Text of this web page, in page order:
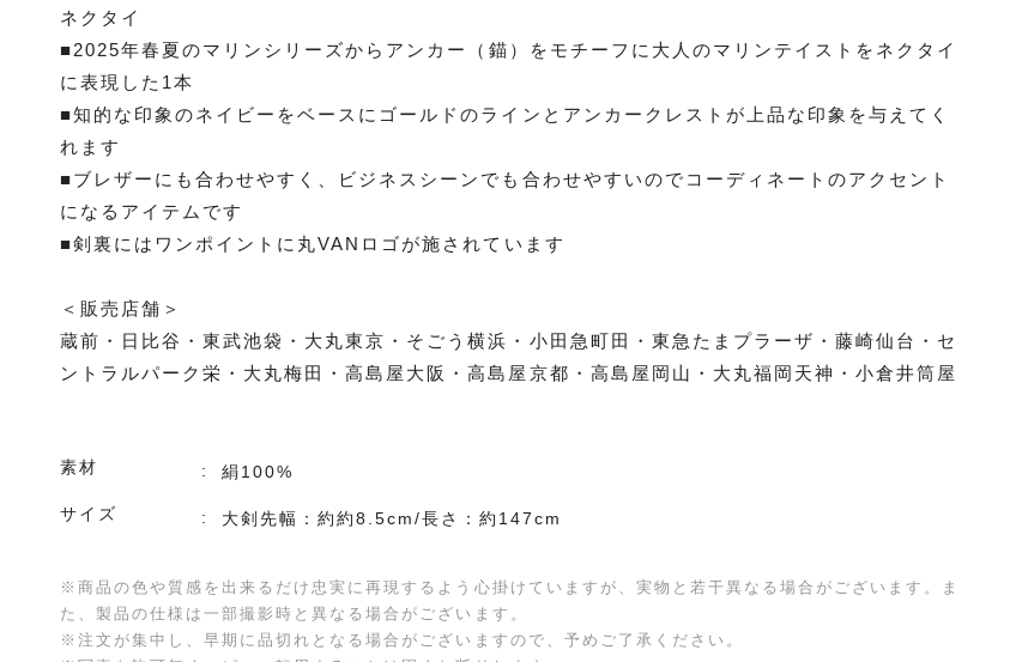
ネクタイ
■2025年春夏のマリンシリーズからアンカー（錨）をモチーフに大人のマリンテイストをネクタイ
に表現した1本
■知的な印象のネイビーをベースにゴールドのラインとアンカークレストが上品な印象を与えてく
れます
■ブレザーにも合わせやすく、ビジネスシーンでも合わせやすいのでコーディネートのアクセント
になるアイテムです
■剣裏にはワンポイントに丸VANロゴが施されています
＜販売店舗＞
蔵前・日比谷・東武池袋・大丸東京・そごう横浜・小田急町田・東急たまプラーザ・藤崎仙台・セ
ントラルパーク栄・大丸梅田・高島屋大阪・高島屋京都・高島屋岡山・大丸福岡天神・小倉井筒屋
素材 絹100%
サイズ 大剣先幅：約約8.5cm/長さ：約147cm
※商品の色や質感を出来るだけ忠実に再現するよう心掛けていますが、実物と若干異なる場合がございます。ま
た、製品の仕様は一部撮影時と異なる場合がございます。
※注文が集中し、早期に品切れとなる場合がございますので、予めご了承ください。